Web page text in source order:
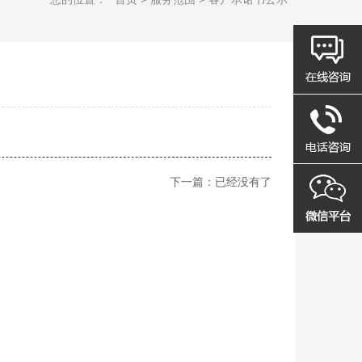
下一篇：已经没有了